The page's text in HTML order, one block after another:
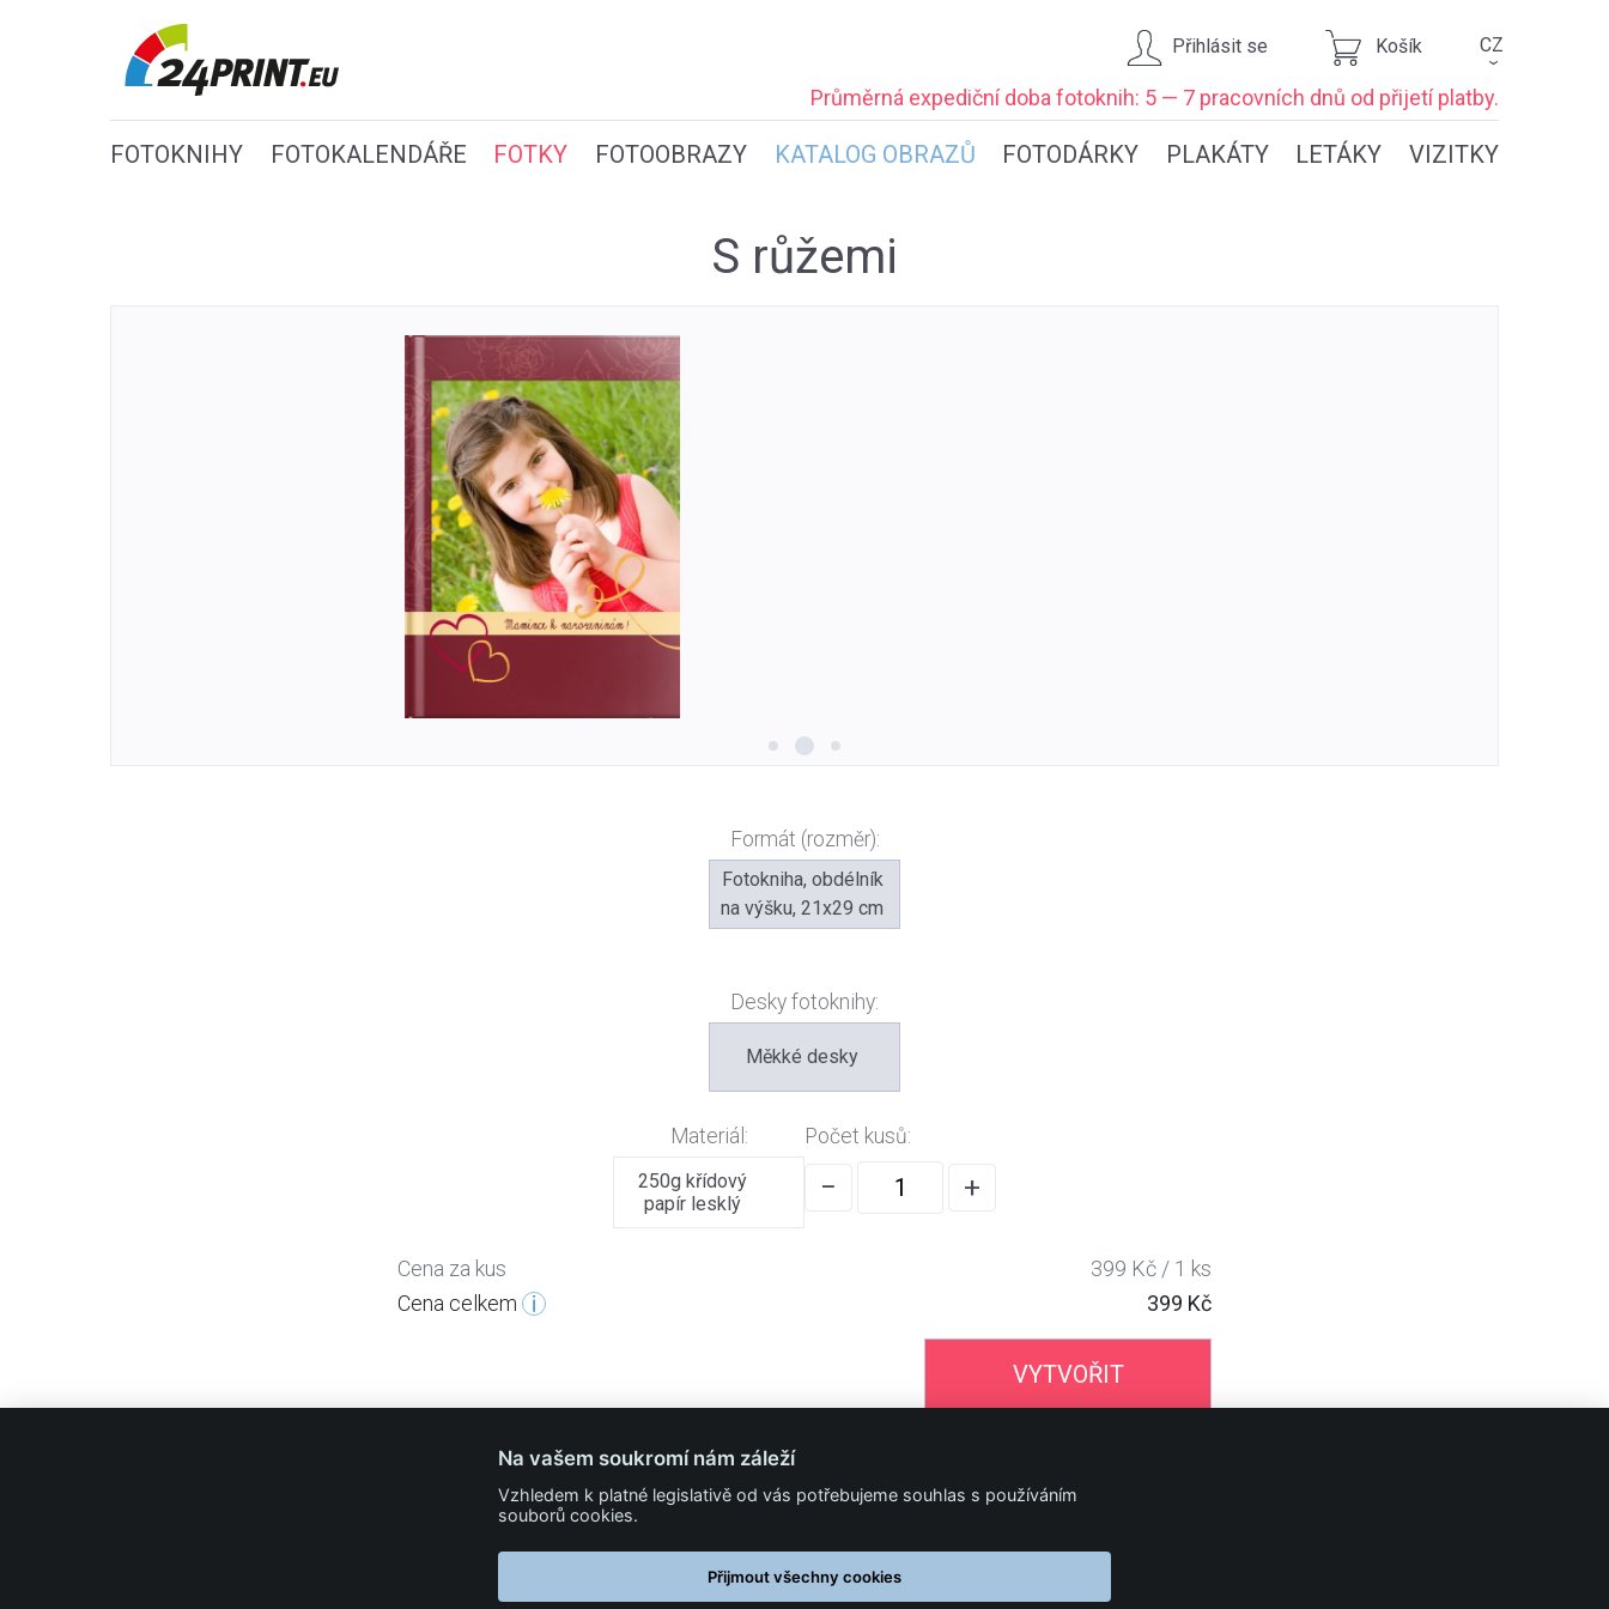
Přihlásit se Košík CZ
›
Průměrná expedičnídoba fotoknih: 5 — 7 pracovních dnů od přijetí platby.
FOTOKNIHY FOTOKALENDÁŘE FOTKY FOTOOBRAZY KATALOG OBRAZŮ FOTODÁRKY PLAKÁTY LETÁKY VIZITKY
S růžemi
Formát (rozměr):
Fotokniha, obdélník
na výšku, 21x29 cm
Desky fotoknihy:
Měkké desky
Materiál:
250g křídový
papír lesklý
Počet kusů:
− +
Cena za kus
399 Kč / 1 ks
Cena celkem
399 Kč
VYTVOŘIT
Obchodní podmínky
Technické podmínky
Na vašem soukromí nám záleží
Vzhledem k platné legislativě od vás potřebujeme souhlas s používáním
souborů cookies.
Přijmout všechny cookies